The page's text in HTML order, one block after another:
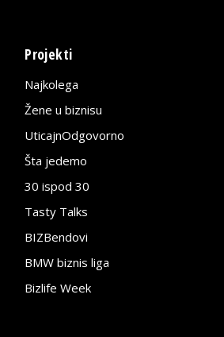
Projekti
Najkolega
Žene u biznisu
UticajnOdgovorno
Šta jedemo
30 ispod 30
Tasty Talks
BIZBendovi
BMW biznis liga
Bizlife Week